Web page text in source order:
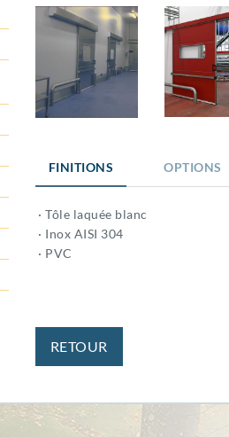
FINITIONS OPTIONS
· Tôle laquée blanc
· Inox AISI 304
· PVC
RETOUR